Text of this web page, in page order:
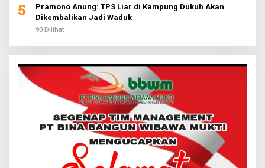
5
Pramono Anung: TPS Liar di Kampung Dukuh Akan
Dikembalikan Jadi Waduk
90 Dilihat